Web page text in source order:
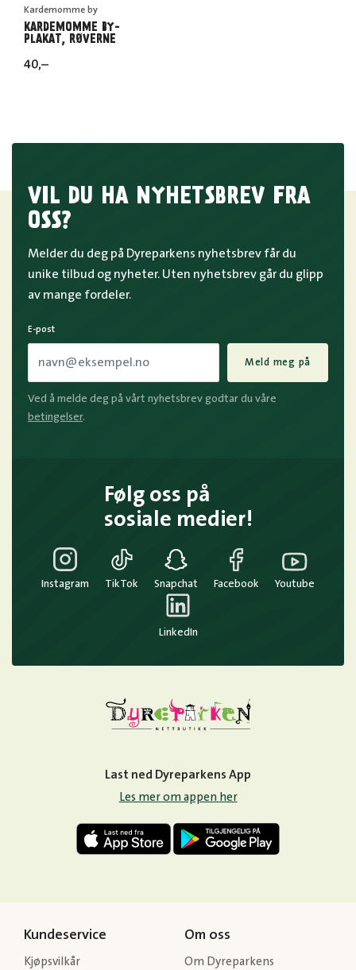
Kardemomme by
KARDEMOMME BY-
PLAKAT, RØVERNE
40,–
VIL DU HA NYHETSBREV FRA
OSS?
Melder du deg på Dyreparkens nyhetsbrev får du
unike tilbud og nyheter. Uten nyhetsbrev går du glipp
av mange fordeler.
E-post
Meld meg på
Ved å melde deg på vårt nyhetsbrev godtar du våre
betingelser.
Følg oss på
sosiale medier!
Instagram TikTok Snapchat Facebook Youtube
LinkedIn
Last ned Dyreparkens App
Les mer om appen her
Kundeservice
Kjøpsvilkår
Om oss
Om Dyreparkens